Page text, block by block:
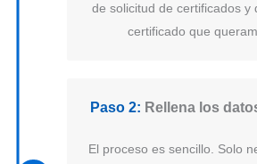
de solicitud de certificados y
certificado que
Paso 2: Rellena los
El proceso es sencillo. Solo